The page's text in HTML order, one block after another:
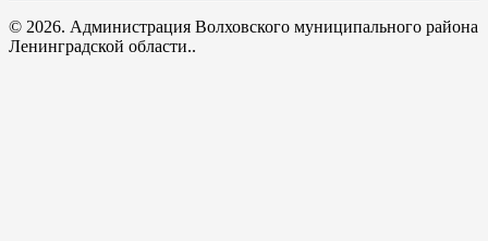
© 2026. Администрация Волховского муниципального района
Ленинградской области..